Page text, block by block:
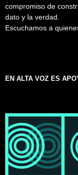
compromiso de
dato y la verdad.
Escuchamos a
EN ALTA VOZ ES